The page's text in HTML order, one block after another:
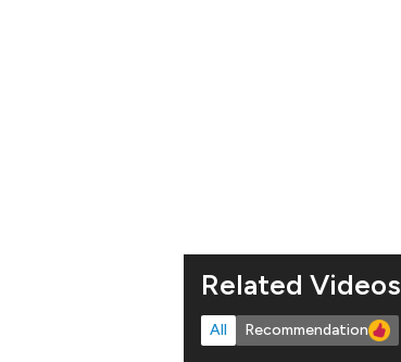
Related Videos
All Recommendation